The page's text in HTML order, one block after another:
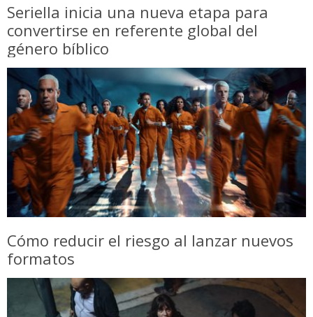
Seriella inicia una nueva etapa para
convertirse en referente global del
género bíblico
Cómo reducir el riesgo al lanzar nuevos
formatos